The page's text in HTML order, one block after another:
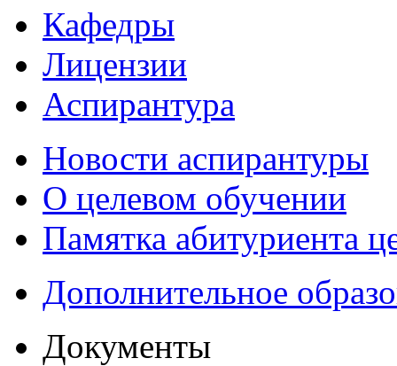
Кафедры
Лицензии
Аспирантура
Новости аспирантуры
О целевом обучении
Памятка абитуриента
Дополнительное
Документы